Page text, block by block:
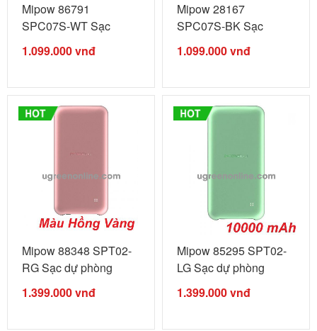
Mipow 86791
SPC07S-WT Sạc
không dây xe hơi ...
1.099.000vnđ
Mipow 28167
SPC07S-BK Sạc
không dây xe hơi ...
1.099.000vnđ
Mipow 88348 SPT02-
RG Sạc dự phòng
Power Cube ...
1.399.000vnđ
Mipow 85295 SPT02-
LG Sạc dự phòng
Power Cube ...
1.399.000vnđ